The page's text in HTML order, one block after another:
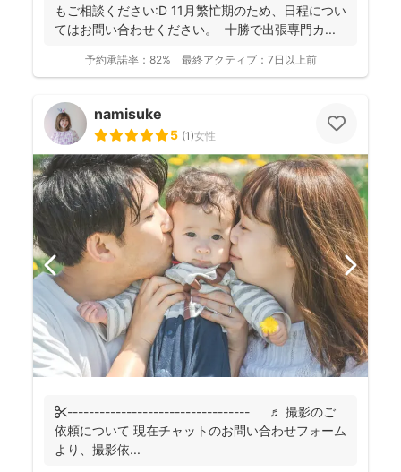
もご相談ください:D 11月繁忙期のため、日程につい
てはお問い合わせください。 十勝で出張専門カ...
予約承諾率： 82% 最終アクティブ： 7日以上前
namisuke
5 (1)女性
✄---------------------------------- ♬ 撮影のご
依頼について 現在チャットのお問い合わせフォーム
より、撮影依...